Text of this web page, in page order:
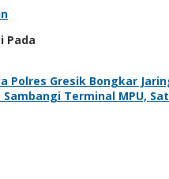
Pada
Polres Gresik Bongkar
Sambangi Terminal MPU,